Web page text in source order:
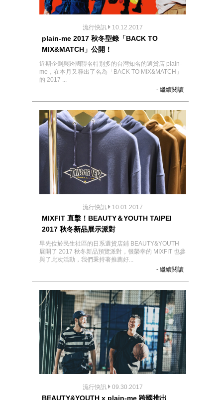
流行快訊 10.12.2017
plain-me 2017 秋冬型錄「BACK TO
MIX&MATCH」公開！
近期企劃與跨國聯名特別多的台灣知名的選貨店 plain-
me，在本月又釋出了名為「BACK TO MIX&MATCH」
的 2017 ...
- 繼續閱讀
流行快訊 10.01.2017
MIXFIT 直擊！BEAUTY＆YOUTH TAIPEI
2017 秋冬新品展示派對
早先位於民生社區的日系選貨店鋪 BEAUTY&YOUTH
展開了 2017 秋冬新品預覽派對，很榮幸的 MIXFIT 也參
與了此次活動，我們秉持著推薦好...
- 繼續閱讀
流行快訊 09.30.2017
BEAUTY&YOUTH x plain-me 跨國推出